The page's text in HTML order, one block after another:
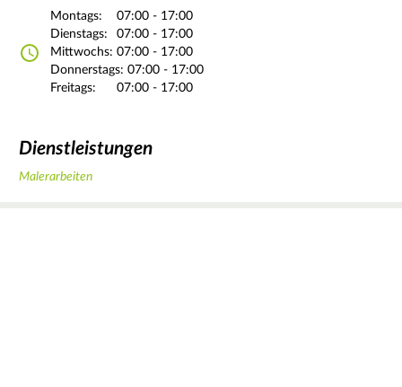
Montags:
07:00 - 17:00
Dienstags:
07:00 - 17:00
Mittwochs: 07:00 - 17:00
Donnerstags: 07:00 - 17:00
Freitags:
07:00 - 17:00
Dienstleistungen
Malerarbeiten